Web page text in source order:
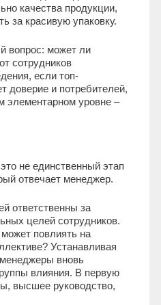
качества продукции,
за красивую упаковку.
вопрос: может ли
сотрудников
если топ-
доверие и потребителей,
элементарном уровне –
не единственный этап
отвечает менеджер.
ответственны за
целей сотрудников.
повлиять на
Устанавливая
вновь
влияния. В первую
высшее руководство,